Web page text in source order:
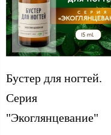
Бустер для ногтей.
Серия
"Экоглянцевание"